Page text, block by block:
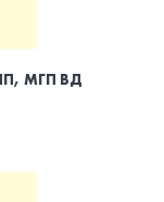
МГП ВД